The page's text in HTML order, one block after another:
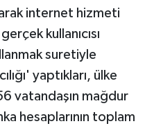
internet hizmeti
kullanıcısı
suretiyle
yaptıkları, ülke
vatandaşın mağdur
hesaplarının toplam